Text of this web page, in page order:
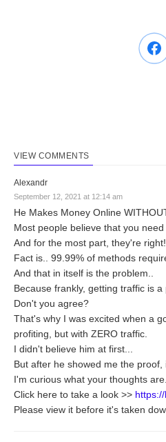
VIEW COMMENTS
Alexandr
September 12, 2021 at 12:14 am
He Makes Money Online
Most people believe that you need
And for the most part, they're right!
Fact is.. 99.99% of methods
And that in itself is the problem..
Because frankly, getting traffic is
Don't you agree?
That's why I was excited when a
profiting, but with ZERO traffic.
I didn't believe him at first...
But after he showed me the
I'm curious what your thoughts are.
Click here to take a look >>
Please view it before it's taken